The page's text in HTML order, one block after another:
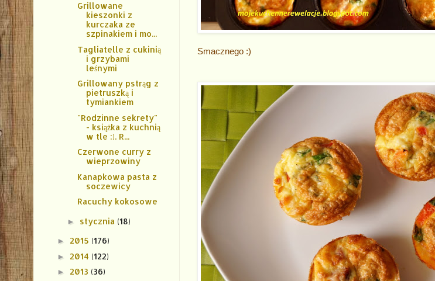
Smacznego :)
Grillowane
kieszonki z
kurczaka ze
szpinakiem i mo...
Tagliatelle z cukinią
i grzybami
leśnymi
Grillowany pstrąg z
pietruszką i
tymiankiem
"Rodzinne sekrety"
- książka z kuchnią
w tle :). R...
Czerwone curry z
wieprzowiny
Kanapkowa pasta z
soczewicy
Racuchy kokosowe
► stycznia (18)
► 2015 (176)
► 2014 (122)
► 2013 (36)